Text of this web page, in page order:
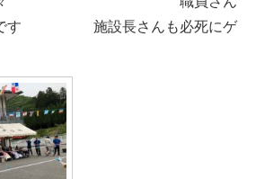
です 施設長さんも必死にゲ